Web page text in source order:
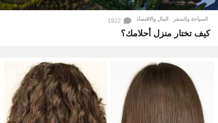
السياحة والسفر ,
المال والاقتصاد 1922
كيف تختار منزل أحلامك؟